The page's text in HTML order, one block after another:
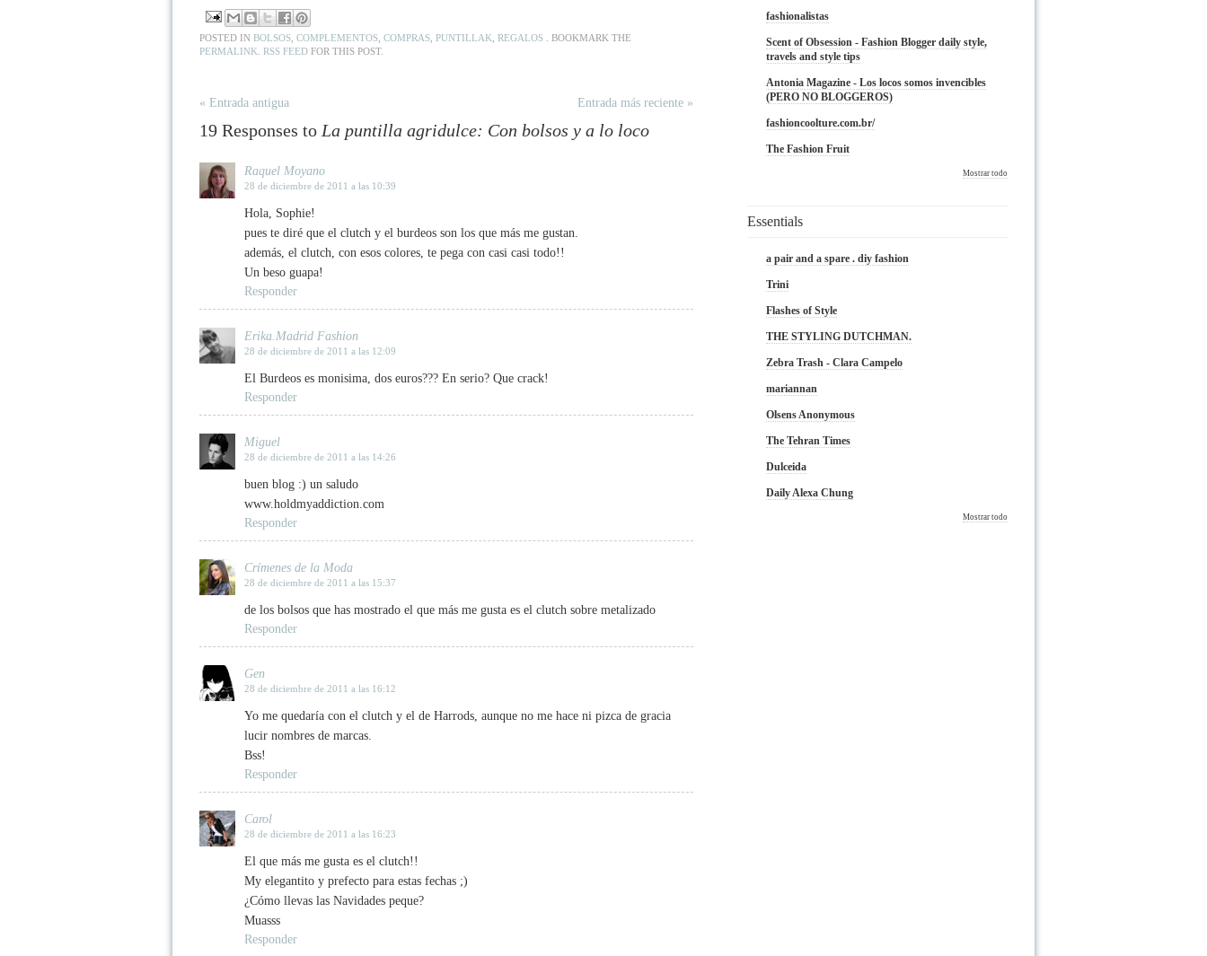
POSTED IN BOLSOS COMPLEMENTOS COMPRAS PUNTILLAK REGALOS . BOOKMARK THE
PERMALINK RSS FEED FOR THIS POST.
Entrada más reciente »
« Entrada antigua
19 Responses to La puntilla agridulce: Con bolsos y a lo loco
Raquel Moyano
28 de diciembre de 2011 a las 10:39
Hola, Sophie!
pues te diré que el clutch y el burdeos son los que más me gustan.
además, el clutch, con esos colores, te pega con casi casi todo!!
Un beso guapa!
Responder
Erika.Madrid Fashion
28 de diciembre de 2011 a las 12:09
El Burdeos es monisima, dos euros??? En serio? Que crack!
Responder
Miguel
28 de diciembre de 2011 a las 14:26
buen blog :) un saludo
www.holdmyaddiction.com
Responder
Crímenes de la Moda
28 de diciembre de 2011 a las 15:37
de los bolsos que has mostrado el que más me gusta es el clutch sobre metalizado
Responder
Gen
28 de diciembre de 2011 a las 16:12
Yo me quedaría con el clutch y el de Harrods, aunque no me hace ni pizca de gracia
lucir nombres de marcas.
Bss!
Responder
Carol
28 de diciembre de 2011 a las 16:23
El que más me gusta es el clutch!!
My elegantito y prefecto para estas fechas ;)
¿Cómo llevas las Navidades peque?
Muasss
Responder
fashionalistas
Scent of Obsession - Fashion Blogger daily style,
travels and style tips
Antonia Magazine - Los locos somos invencibles
(PERO NO BLOGGEROS)
fashioncoolture.com.br/
The Fashion Fruit
Mostrar todo
Essentials
a pair and a spare . diy fashion
Trini
Flashes of Style
THE STYLING DUTCHMAN.
Zebra Trash - Clara Campelo
mariannan
Olsens Anonymous
The Tehran Times
Dulceida
Daily Alexa Chung
Mostrar todo